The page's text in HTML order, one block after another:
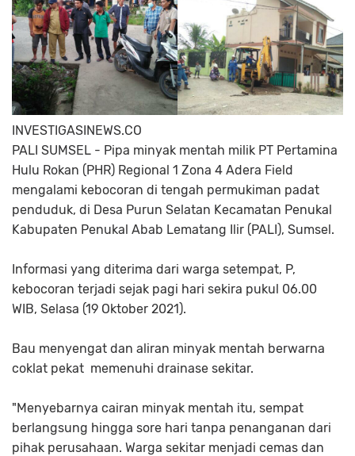
INVESTIGASINEWS.CO
PALI SUMSEL - Pipa minyak mentah milik PT Pertamina
Hulu Rokan (PHR) Regional 1 Zona 4 Adera Field
mengalami kebocoran di tengah permukiman padat
penduduk, di Desa Purun Selatan Kecamatan Penukal
Kabupaten Penukal Abab Lematang Ilir (PALI), Sumsel.
Informasi yang diterima dari warga setempat, P,
kebocoran terjadi sejak pagi hari sekira pukul 06.00
WIB, Selasa (19 Oktober 2021).
Bau menyengat dan aliran minyak mentah berwarna
coklat pekat memenuhi drainase sekitar.
"Menyebarnya cairan minyak mentah itu, sempat
berlangsung hingga sore hari tanpa penanganan dari
pihak perusahaan. Warga sekitar menjadi cemas dan